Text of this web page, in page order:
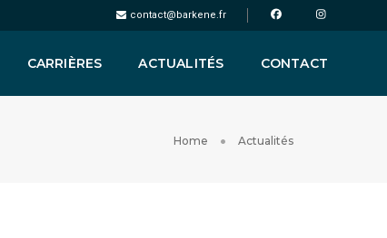
contact@barkene.fr
CARRIÈRES ACTUALITÉS CONTACT
Home Actualités